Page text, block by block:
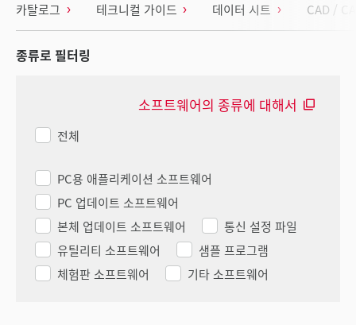
카탈로그 테크니컬 가이드 데이터 시트 CAD /
종류로 필터링
소프트웨어의 종류에 대해서
전체
PC용 애플리케이션 소프트웨어
PC 업데이트 소프트웨어
본체 업데이트 소프트웨어
통신 설정 파일
유틸리티 소프트웨어
샘플 프로그램
체험판 소프트웨어
기타 소프트웨어